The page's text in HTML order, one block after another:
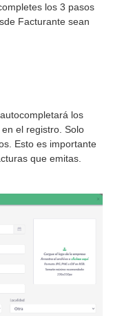
los 3 pasos
Facturante sean
autocompletará los
el registro. Solo
Esto es importante
que emitas.